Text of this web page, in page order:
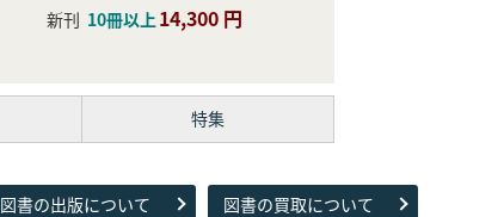
新刊 10冊以上14,300 円
特集
図書の出版について 図書の買取について